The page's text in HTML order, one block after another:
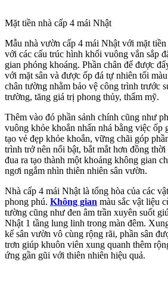
Mặt tiền nhà cấp 4 mái Nhật
Mẫu nhà vườn cấp 4 mái Nhật với mặt
với các cấu trúc hình khối vuông vắn sắp
gian phóng khoáng. Phần chân đế được
với mặt sân và được ốp đá tự nhiên tối
chân tường nhằm bảo vệ công trình trước
trường, tăng giá trị phong thủy, thẩm mỹ.
Thêm vào đó phần sảnh chính cũng như
vuông khỏe khoắn nhấn nhá bằng việc ốp
tạo vẻ đẹp khỏe khoắn, vững chãi góp
trình trở nên nổi bật, bắt mắt hơn đồng
đua ra tạo thành một khoảng không gian
ngơi ngắm nhìn thiên nhiên sân vườn.
Nhà cấp 4 mái Nhật là tổng hòa của các
phong phú. Không gian màu sắc vật liệu
tường cũng như đen âm trần xuyên suốt
Nhật 1 tầng lung linh trong màn đêm.
kế sân vườn vô cùng rộng rãi, phần sân
trơn giúp khuôn viên xung quanh thêm
ứng gần gũi với thiên nhiên hiệu quả.